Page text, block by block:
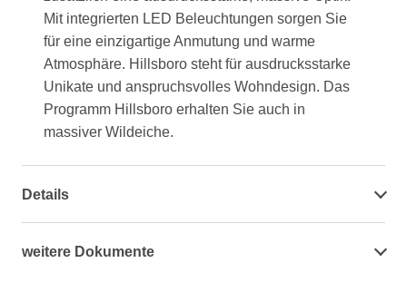
Mit integrierten LED Beleuchtungen sorgen Sie
für eine einzigartige Anmutung und warme
Atmosphäre. Hillsboro steht für ausdrucksstarke
Unikate und anspruchsvolles Wohndesign. Das
Programm Hillsboro erhalten Sie auch in
massiver Wildeiche.
Details
weitere Dokumente